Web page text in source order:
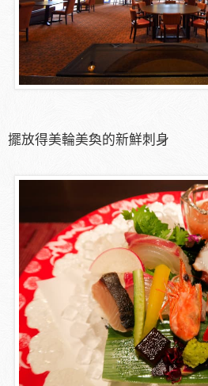
擺放得美輪美奐的新鮮刺身